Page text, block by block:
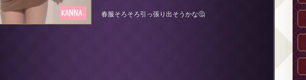
春服そろそろ引っ張り出そうかな🤔